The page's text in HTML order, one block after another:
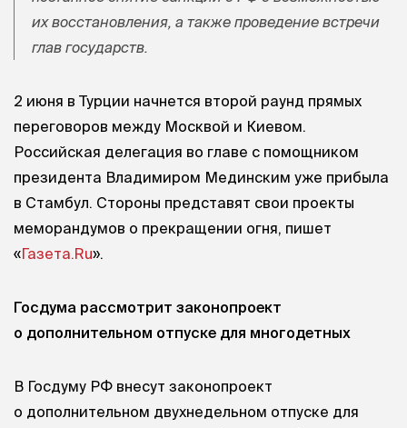
их восстановления, а также проведение встречи
глав государств.
2 июня в Турции начнется второй раунд прямых
переговоров между Москвой и Киевом.
Российская делегация во главе с помощником
президента Владимиром Мединским уже прибыла
в Стамбул. Стороны представят свои проекты
меморандумов о прекращении огня, пишет
«Газета.Ru».
Госдума рассмотрит законопроект
о дополнительном отпуске для многодетных
В Госдуму РФ внесут законопроект
о дополнительном двухнедельном отпуске для